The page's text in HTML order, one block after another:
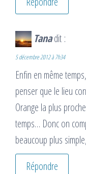
Tanadit :
5 décembre 2012 à 7h34
Enfin en même
penser que le lieu
Orange la plus
temps… Donc on
beaucoup plus
Répondre